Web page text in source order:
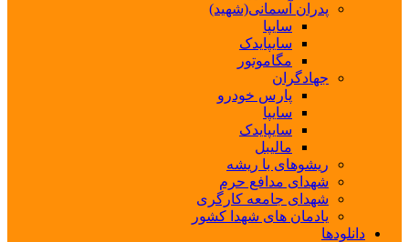
پدران آسمانی(شهید)
سایپا
سایپایدک
مگاموتور
جهادگران
پارس خودرو
سایپا
سایپایدک
مالیبل
ریشوهای با ریشه
شهدای مدافع حرم
شهدای جامعه کارگری
یادمان های شهدا کشور
دانلودها